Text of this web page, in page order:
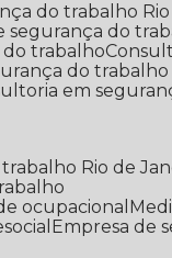
do trabalho
segurança do
do trabalho
do trabalho
em
Rio de
ocupacional
Empresa